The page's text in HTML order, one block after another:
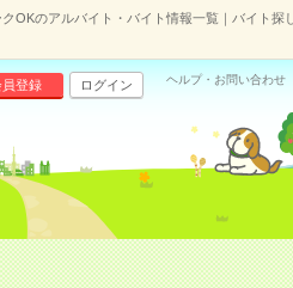
OKのアルバイト・バイト情報一覧｜バイト探
員登録 ログイン ヘルプ・お問い合わせ